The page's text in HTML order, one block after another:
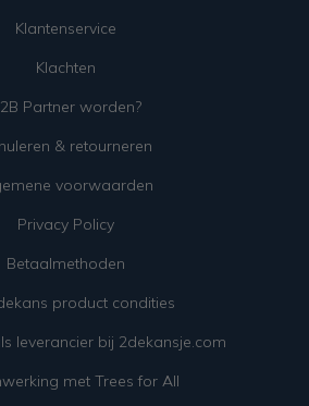
Klantenservice
Klachten
Partner worden?
& retourneren
voorwaarden
Privacy Policy
Betaalmethoden
product condities
leverancier bij 2dekansje.com
met Trees for All